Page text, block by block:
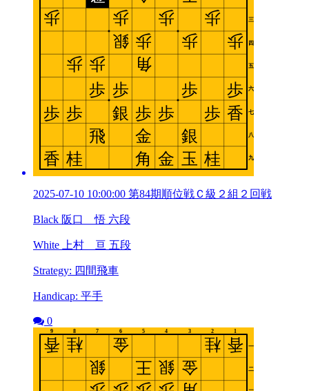
2025-07-10 10:00:00 第84期順位戦Ｃ級２組２回戦
Black 阪口 悟 六段
White 上村 亘 五段
Strategy: 四間飛車
Handicap: 平手
0